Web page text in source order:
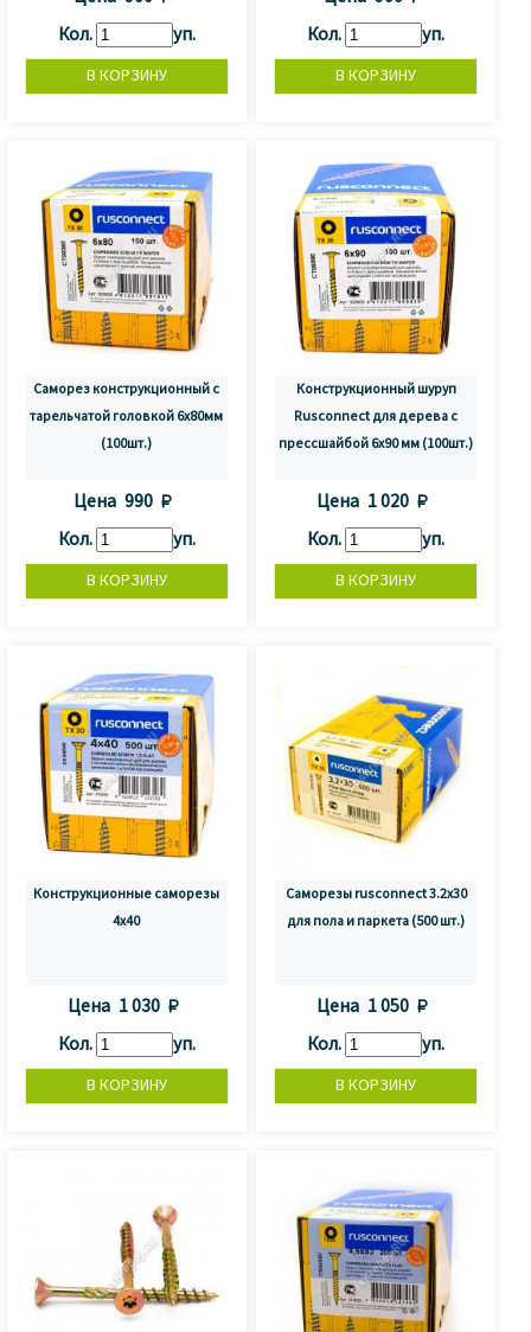
Кол.
уп.
Кол.
уп.
Саморез конструкционный с
тарельчатой головкой 6х80мм
(100шт.)
Цена 990 
Кол.
уп.
Конструкционный шуруп
Rusconnect для дерева с
прессшайбой 6х90 мм (100шт.)
Цена 1 020 
Кол.
уп.
Конструкционные саморезы
4x40
Цена 1 030 
Кол.
уп.
Саморезы rusconnect 3.2x30
для пола и паркета (500 шт.)
Цена 1 050 
Кол.
уп.